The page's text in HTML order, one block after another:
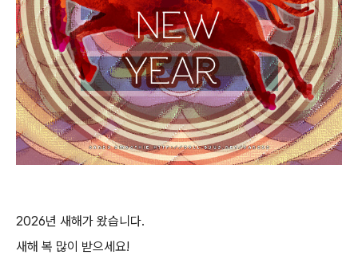
2026년 새해가 왔습니다.
새해 복 많이 받으세요!